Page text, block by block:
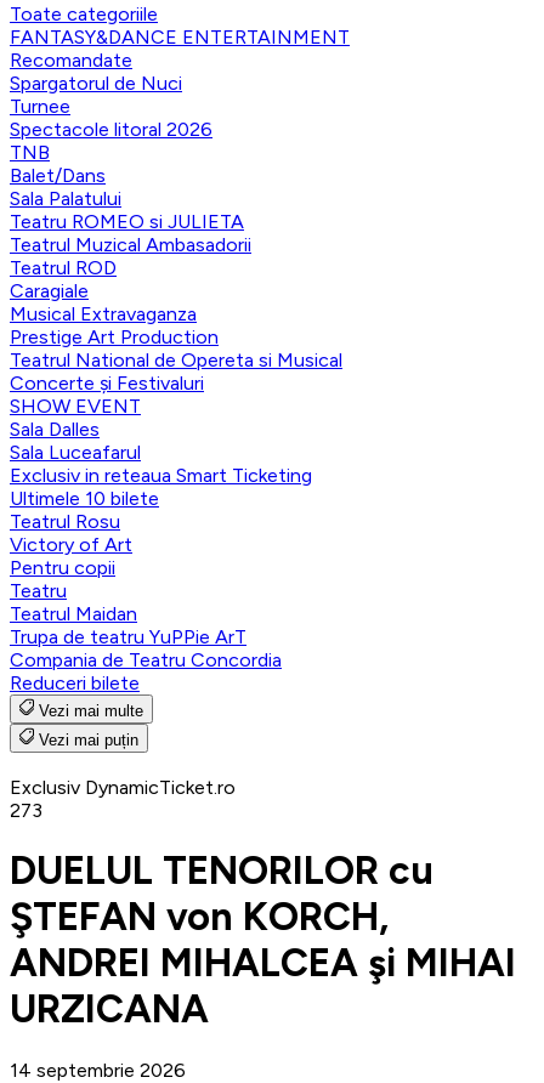
Toate categoriile
FANTASY&DANCE ENTERTAINMENT
Recomandate
Spargatorul de Nuci
Turnee
Spectacole litoral 2026
TNB
Balet/Dans
Sala Palatului
Teatru ROMEO si JULIETA
Teatrul Muzical Ambasadorii
Teatrul ROD
Caragiale
Musical Extravaganza
Prestige Art Production
Teatrul National de Opereta si Musical
Concerte și Festivaluri
SHOW EVENT
Sala Dalles
Sala Luceafarul
Exclusiv in reteaua Smart Ticketing
Ultimele 10 bilete
Teatrul Rosu
Victory of Art
Pentru copii
Teatru
Teatrul Maidan
Trupa de teatru YuPPie ArT
Compania de Teatru Concordia
Reduceri bilete
Vezi mai multe
Vezi mai puțin
Exclusiv DynamicTicket.ro
273
DUELUL TENORILOR cu
ŞTEFAN von KORCH,
ANDREI MIHALCEA şi MIHAI
URZICANA
14 septembrie 2026